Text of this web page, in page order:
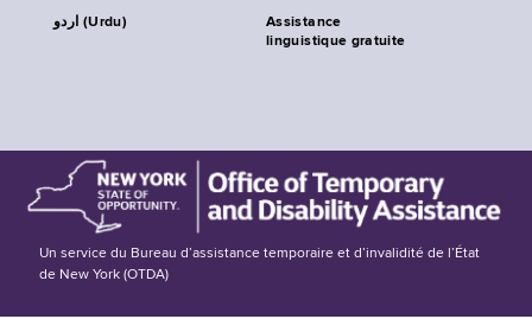
اردو (Urdu)
Assistance
linguistique gratuite
Un service du Bureau d’assistance temporaire et d’invalidité de l’État
de New York (OTDA)